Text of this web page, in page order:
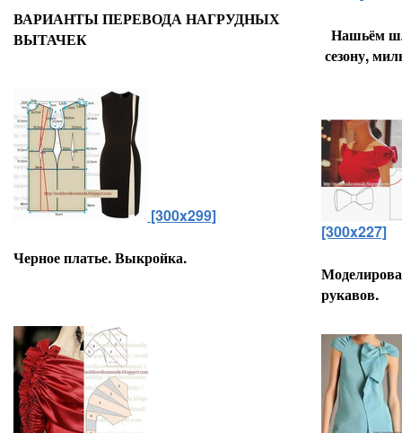
ВАРИАНТЫ ПЕРЕВОДА НАГРУДНЫХ
ВЫТАЧЕК
Нашьём
сезону,
[300x299]
Черное платье. Выкройка.
[300x227]
рукавов.